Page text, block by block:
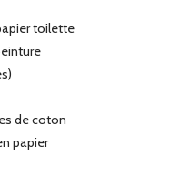
toilette
de coton
papier